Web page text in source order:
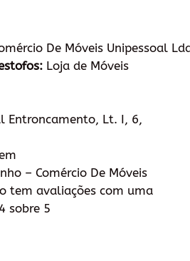
De Móveis Unipessoal
Loja de Móveis
Entroncamento, Lt. I, 6,
– Comércio De Móveis
tem avaliações com uma
sobre 5